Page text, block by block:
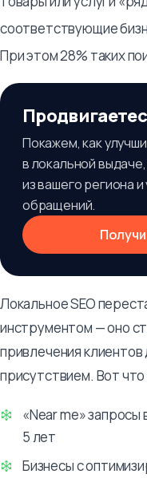
соответствующие
При этом 28% таких
Покажем, как
в локальной
из вашего региона
обращений.
Локальное SEO
инструментом — оно
привлечения
присутствием. Вот
«Near me»
5 лет
Бизнесы с